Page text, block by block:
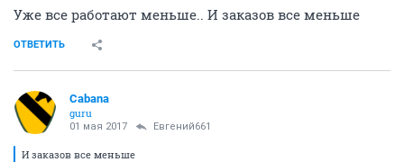
Уже все работают меньше.. И заказов все меньше
ОТВЕТИТЬ
Cabana
guru
01 мая 2017 Евгений661
И заказов все меньше